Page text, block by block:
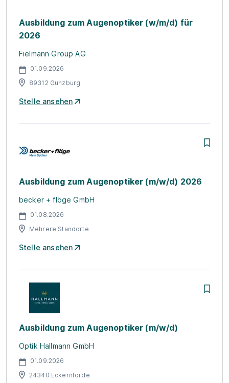
Ausbildung zum Augenoptiker (w/m/d) für
2026
Fielmann Group AG
01.09.2026
89312 Günzburg
Stelle ansehen
Ausbildung zum Augenoptiker (m/w/d) 2026
becker + flöge GmbH
01.08.2026
Mehrere Standorte
Stelle ansehen
Ausbildung zum Augenoptiker (m/w/d)
Optik Hallmann GmbH
01.09.2026
24340 Eckernförde